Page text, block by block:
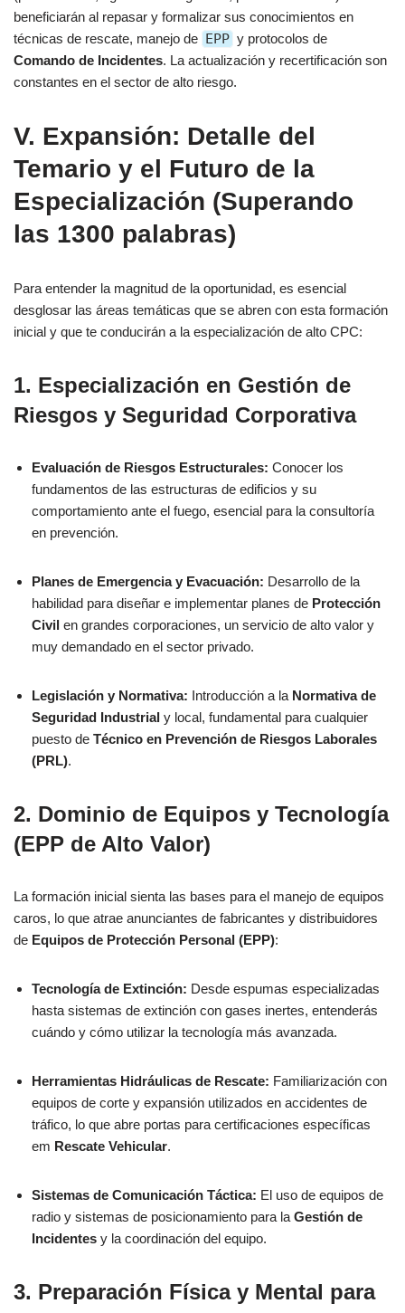
beneficiarán al repasar y formalizar sus conocimientos en
técnicas de rescate, manejo de EPP y protocolos de
Comando de Incidentes. La actualización y recertificación son
constantes en el sector de alto riesgo.
V. Expansión: Detalle del
Temario y el Futuro de la
Especialización (Superando
las 1300 palabras)
Para entender la magnitud de la oportunidad, es esencial
desglosar las áreas temáticas que se abren con esta formación
inicial y que te conducirán a la especialización de alto CPC:
1. Especialización en Gestión de
Riesgos y Seguridad Corporativa
Evaluación de Riesgos Estructurales: Conocer los
fundamentos de las estructuras de edificios y su
comportamiento ante el fuego, esencial para la consultoría
en prevención.
Planes de Emergencia y Evacuación: Desarrollo de la
habilidad para diseñar e implementar planes de Protección
Civil en grandes corporaciones, un servicio de alto valor y
muy demandado en el sector privado.
Legislación y Normativa: Introducción a la Normativa de
Seguridad Industrial y local, fundamental para cualquier
puesto de Técnico en Prevención de Riesgos Laborales
(PRL).
2. Dominio de Equipos y Tecnología
(EPP de Alto Valor)
La formación inicial sienta las bases para el manejo de equipos
caros, lo que atrae anunciantes de fabricantes y distribuidores
de Equipos de Protección Personal (EPP):
Tecnología de Extinción: Desde espumas especializadas
hasta sistemas de extinción con gases inertes, entenderás
cuándo y cómo utilizar la tecnología más avanzada.
Herramientas Hidráulicas de Rescate: Familiarización con
equipos de corte y expansión utilizados en accidentes de
tráfico, lo que abre portas para certificaciones específicas
em Rescate Vehicular.
Sistemas de Comunicación Táctica: El uso de equipos de
radio y sistemas de posicionamiento para la Gestión de
Incidentes y la coordinación del equipo.
3. Preparación Física y Mental para